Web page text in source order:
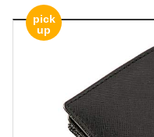
pick
up